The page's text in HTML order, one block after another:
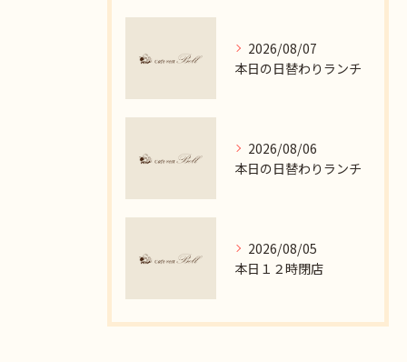
2026/08/07
本日の日替わりランチ
2026/08/06
本日の日替わりランチ
2026/08/05
本日１２時閉店